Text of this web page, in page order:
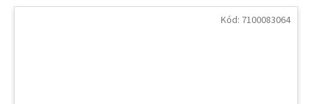
Kód: 7100083064